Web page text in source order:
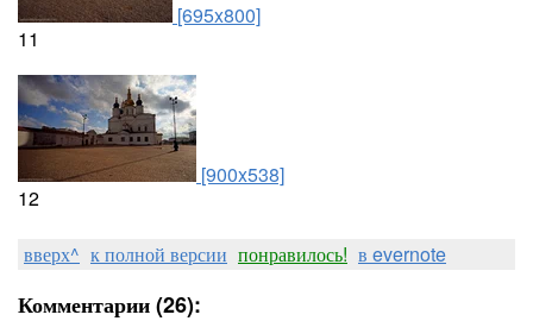
[695x800]
11
[900x538]
12
вверх^ к полной версии понравилось! в evernote
Комментарии (26):